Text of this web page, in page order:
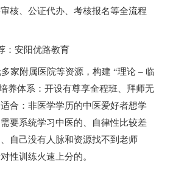
核、公证代办、考核报名等全流程
：安阳优路教育
家附属医院等资源，构建 “理论 – 临
养体系：开设有尊享全程班、拜师无
合：非医学学历的中医爱好者想学
要系统学习中医的、自律性比较差
自己没有人脉和资源找不到老师
性训练火速上分的。